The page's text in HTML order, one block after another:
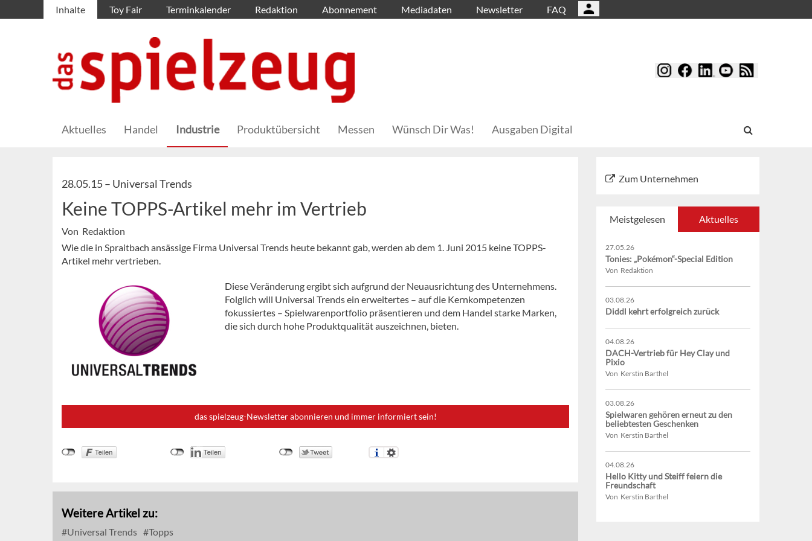
Inhalte Toy Fair Terminkalender Redaktion Abonnement Mediadaten Newsletter FAQ
Aktuelles Handel Industrie Produktübersicht Messen Wünsch Dir Was! Ausgaben Digital
28.05.15 – Universal Trends
Keine TOPPS-Artikel mehr im Vertrieb
Von Redaktion
Wie die in Spraitbach ansässige Firma Universal Trends heute bekannt gab, werden ab dem 1. Juni 2015 keine TOPPS-
Artikel mehr vertrieben.
Diese Veränderung ergibt sich aufgrund der Neuausrichtung des Unternehmens.
Folglich will Universal Trends ein erweitertes – auf die Kernkompetenzen
fokussiertes – Spielwarenportfolio präsentieren und dem Handel starke Marken,
die sich durch hohe Produktqualität auszeichnen, bieten.
das spielzeug-Newsletter abonnieren und immer informiert sein!
Weitere Artikel zu:
Universal Trends Topps
Zum Unternehmen
Meistgelesen Aktuelles
27.05.26
Tonies: „Pokémon“-Special Edition
Von Redaktion
03.08.26
Diddl kehrt erfolgreich zurück
04.08.26
DACH-Vertrieb für Hey Clay und
Pixio
Von Kerstin Barthel
03.08.26
Spielwaren gehören erneut zu den
beliebtesten Geschenken
Von Kerstin Barthel
04.08.26
Hello Kitty und Steiff feiern die
Freundschaft
Von Kerstin Barthel